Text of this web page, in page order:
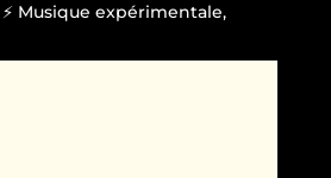
⚡ Musique expérimentale,